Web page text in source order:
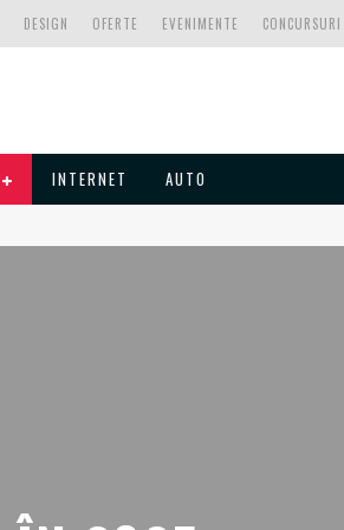
CONCURSURI
EVENIMENTE
OFERTE
DESIGN
INTERNET AUTO